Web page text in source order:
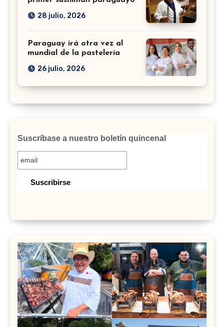
28 julio, 2026
Paraguay irá otra vez al
mundial de la pastelería
26 julio, 2026
Suscríbase a nuestro boletín quincenal